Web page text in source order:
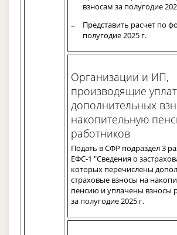
взносам за полугодие
Представить расчет по
полугодие 2025 г.
Организации и ИП,
производящие
дополнительных
накопительную
работников
Подать в СФР подраздел 3
ЕФС-1 "Сведения о
которых перечислены
страховые взносы на
пенсию и уплачены взносы
за полугодие 2025 г.